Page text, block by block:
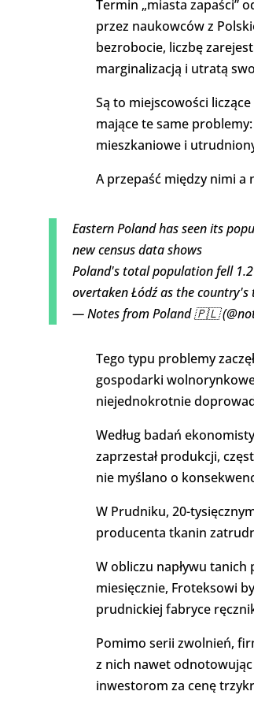
Termin „miasta zapaści”
przez naukowców z
bezrobocie, liczbę
marginalizacją i utratą
Są to miejscowości
mające te same
mieszkaniowe i
A przepaść między nimi a
Eastern Poland has seen its
new census data shows
Poland's total population fell
overtaken Łódź as the
— Notes from Poland 🇵🇱
Tego typu problemy
gospodarki
niejednokrotnie
Według badań
zaprzestał produkcji,
nie myślano o
W Prudniku, 20-
producenta tkanin
W obliczu napływu
miesięcznie, Froteksowi
prudnickiej fabryce
Pomimo serii zwolnień,
z nich nawet
inwestorom za cenę